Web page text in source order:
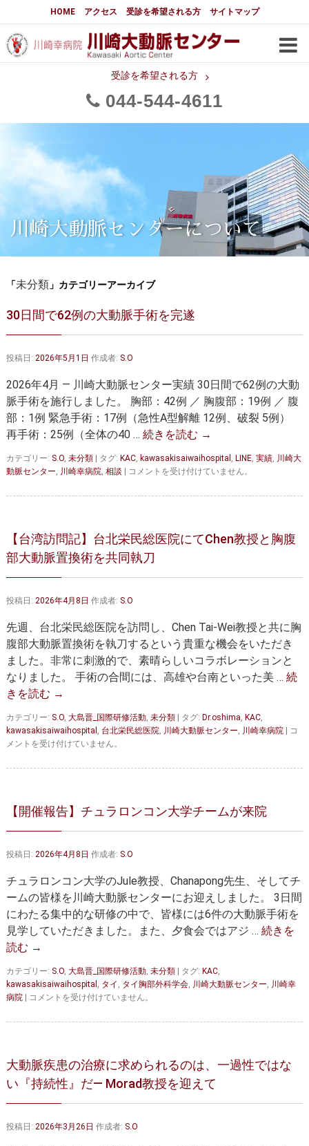
HOME アクセス 受診を希望される方 サイトマップ
受診を希望される方
044 544 4611
大動脈センターについて
はじめに 大動脈センターについて
メディアでの紹介
都道府県別患者マップ 都道府県別紹介病院
大動脈瘤について 基本編
3分でわかる大動脈瘤・大動脈
大動脈瘤
大動脈解離（解離性大動脈瘤）
胸部大動脈瘤の治療
腹部大動脈瘤の治療
大動脈弁・大動脈基部の治療 ステントグラフトによる治療
胸部大動脈瘤 胸腹部大動脈瘤
腹部大動脈瘤 大動脈解離
ステントグラフトによる治療 年齢・余病
マルファン症候群
大動脈瘤を指摘されたら？
セカンドオピニオン
都道府県別紹介病院 良くある質問
正しい病院の選び方 アクセス
外来予約をされた方へ
採用・医療関係の方へ
手術概要 ご紹介いただく場合
トピックス一覧
アーカイブ
川崎大動脈センターについて
「未分類」カテゴリーアーカイブ
30日間で62例の大動脈手術を完遂
投稿日: 2026年5月1日 作成者: S.O
2026年4月 ― 川崎大動脈センター実績 30日間で62例の大動
脈手術を施行しました。 胸部：42例 ／ 胸腹部：19例 ／ 腹
部：1例 緊急手術：17例（急性A型解離 12例、破裂 5例）
再手術：25例（全体の40 … 続きを読む →
カテゴリー: S.O, 未分類 タグ: KAC, kawasakisaiwaihospital , LINE, 実績, 川崎大
動脈センター, 川崎幸病院, 相談
30
間
例
の
大
手
を
完
遂
コメントを受け付けていません。
【台湾訪問記】台北栄民総医院にてChen教授と胸腹
部大動脈置換術を共同執刀
投稿日: 2026年4月8日 作成者: S.O
先週、台北栄民総医院を訪問し、Chen Tai-Wei教授と共に胸
腹部大動脈置換術を執刀するという貴重な機会をいただき
ました。非常に刺激的で、素晴らしいコラボレーションと
なりました。 手術の合間には、高雄や台南といった美 … 続
きを読む →
カテゴリー: S.O, 大島晋_国際研修活動, 未分類 タグ: Dr.oshima, KAC,
kawasakisaiwaihospital , 台北栄民総医院, 川崎大動脈センター, 川崎幸病院
【台
問
民
に
て
Chen
教
授
部
大
を
執
コ
メントを受け付けていません。
【開催報告】チュラロンコン大学チームが来院
投稿日: 2026年4月8日 作成者: S.O
チュラロンコン大学のJule教授、Chanapong先生、そしてチ
ームの皆様を川崎大動脈センターにお迎えしました。 3日間
にわたる集中的な研修の中で、皆様には6件の大動脈手術を
見学していただきました。また、夕食会ではアジ … 続きを
読む →
カテゴリー: S.O, 大島晋_国際研修活動, 未分類 タグ: KAC,
kawasakisaiwaihospital , タイ , タイ胸部外科学会, 川崎大動脈センター, 川崎幸
病院
【開
報
ュ
ラ
ロ
ン
大
コメントを受け付けていません。
大動脈疾患の治療に求められるのは、一過性ではな
い『持続性』だ— Morad教授を迎えて
投稿日: 2026年3月26日 作成者: S.O